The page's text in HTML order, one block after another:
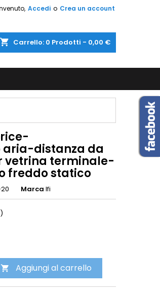
Accedi o Crea un account
shopping_cart Carrello: 0 Prodotti - 0,00 €
distanza da
vetrina terminale-
freddo statico
Marca Ifi
 Aggiungi al carrello